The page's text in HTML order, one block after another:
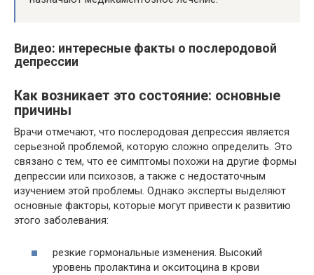
Видео: интересные факты о послеродовой
депрессии
Как возникает это состояние: основные
причины
Врачи отмечают, что послеродовая депрессия является
серьезной проблемой, которую сложно определить. Это
связано с тем, что ее симптомы похожи на другие формы
депрессии или психозов, а также с недостаточным
изучением этой проблемы. Однако эксперты выделяют
основные факторы, которые могут привести к развитию
этого заболевания:
резкие гормональные изменения. Высокий
уровень пролактина и окситоцина в крови